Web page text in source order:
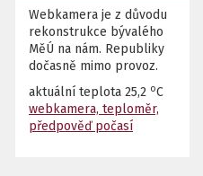
Webkamera je z důvodu
rekonstrukce bývalého
MěÚ na nám. Republiky
dočasně mimo provoz.
aktuální teplota 25,2 oC
webkamera, teploměr,
předpověď počasí